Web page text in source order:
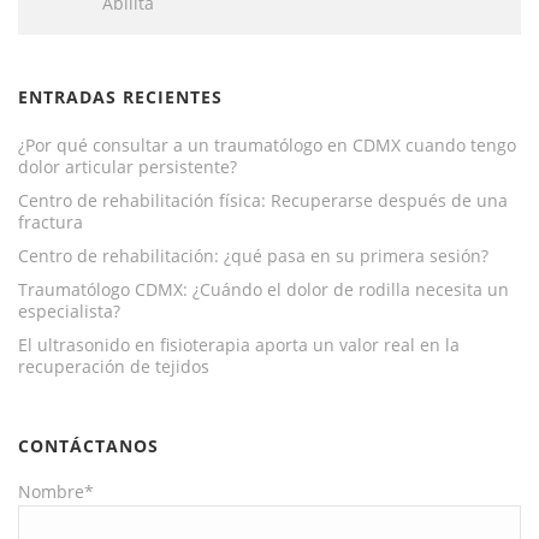
ENTRADAS RECIENTES
¿Por qué consultar a un traumatólogo en CDMX cuando tengo
dolor articular persistente?
Centro de rehabilitación física: Recuperarse después de una
fractura
Centro de rehabilitación: ¿qué pasa en su primera sesión?
Traumatólogo CDMX: ¿Cuándo el dolor de rodilla necesita un
especialista?
El ultrasonido en fisioterapia aporta un valor real en la
recuperación de tejidos
CONTÁCTANOS
Nombre*